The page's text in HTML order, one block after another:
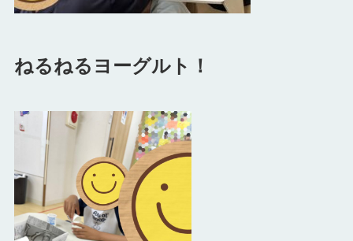
ねるねるヨーグルト！